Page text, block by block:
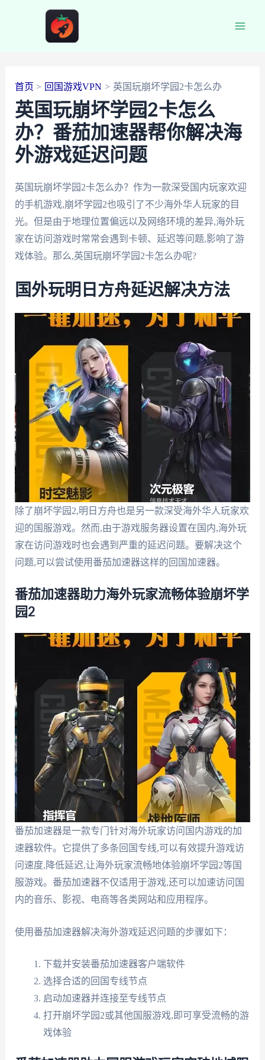
首页 回国游戏VPN 英国玩崩坏学园2卡怎么办
英国玩崩坏学园2卡怎么
办？番茄加速器帮你解决海
外游戏延迟问题
英国玩崩坏学园2卡怎么办？作为一款深受国内玩家欢迎
的手机游戏,崩坏学园2也吸引了不少海外华人玩家的目
光。但是由于地理位置偏远以及网络环境的差异,海外玩
家在访问游戏时常常会遇到卡顿、延迟等问题,影响了游
戏体验。那么,英国玩崩坏学园2卡怎么办呢?
国外玩明日方舟延迟解决方法
除了崩坏学园2,明日方舟也是另一款深受海外华人玩家欢
迎的国服游戏。然而,由于游戏服务器设置在国内,海外玩
家在访问游戏时也会遇到严重的延迟问题。要解决这个
问题,可以尝试使用番茄加速器这样的回国加速器。
番茄加速器助力海外玩家流畅体验崩坏学
园2
番茄加速器是一款专门针对海外玩家访问国内游戏的加
速器软件。它提供了多条回国专线,可以有效提升游戏访
问速度,降低延迟,让海外玩家流畅地体验崩坏学园2等国
服游戏。番茄加速器不仅适用于游戏,还可以加速访问国
内的音乐、影视、电商等各类网站和应用程序。
使用番茄加速器解决海外游戏延迟问题的步骤如下：
下载并安装番茄加速器客户端软件
选择合适的回国专线节点
启动加速器并连接至专线节点
打开崩坏学园2或其他国服游戏,即可享受流畅的游
戏体验